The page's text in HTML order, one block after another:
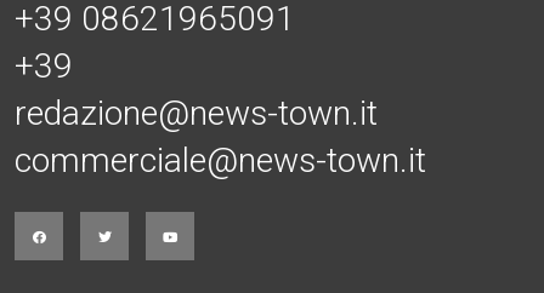
+39 08621965091
+39
redazione@news-town.it
commerciale@news-town.it